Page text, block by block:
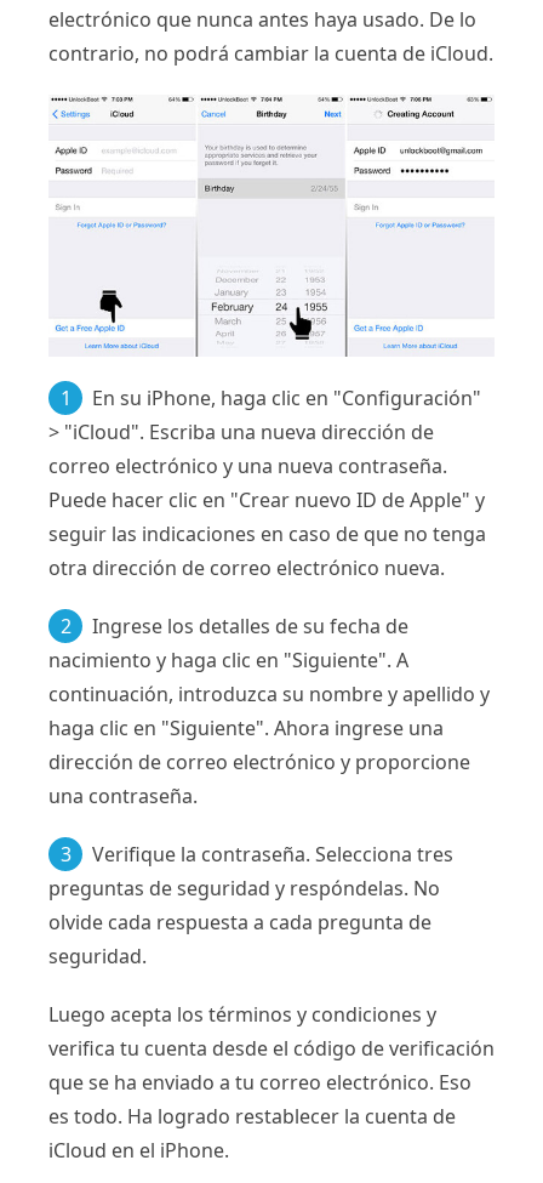
electrónico que nunca antes haya usado. De lo
contrario, no podrá cambiar la cuenta de iCloud.
1
En su iPhone, haga clic en "Configuración"
> "iCloud". Escriba una nueva dirección de
correo electrónico y una nueva contraseña.
Puede hacer clic en "Crear nuevo ID de Apple" y
seguir las indicaciones en caso de que no tenga
otra dirección de correo electrónico nueva.
2
Ingrese los detalles de su fecha de
nacimiento y haga clic en "Siguiente". A
continuación, introduzca su nombre y apellido y
haga clic en "Siguiente". Ahora ingrese una
dirección de correo electrónico y proporcione
una contraseña.
3
Verifique la contraseña. Selecciona tres
preguntas de seguridad y respóndelas. No
olvide cada respuesta a cada pregunta de
seguridad.
Luego acepta los términos y condiciones y
verifica tu cuenta desde el código de verificación
que se ha enviado a tu correo electrónico. Eso
es todo. Ha logrado restablecer la cuenta de
iCloud en el iPhone.